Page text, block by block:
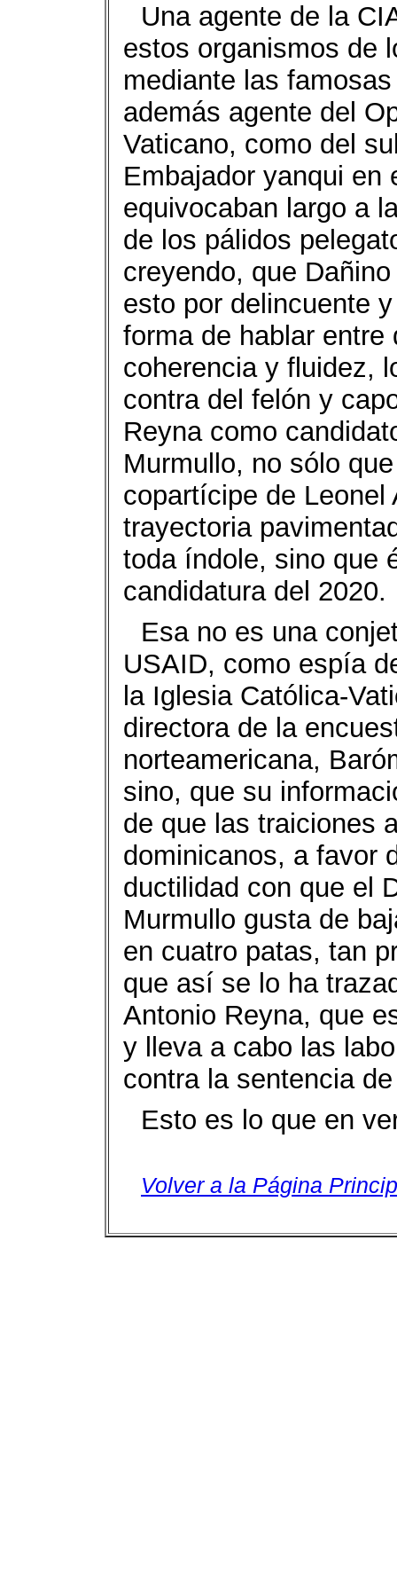
Una agente de la
estos organismos de
mediante las
además agente del
Vaticano, como del
Embajador yanqui en
equivocaban largo a
de los pálidos
creyendo, que
esto por delincuente
forma de hablar
coherencia y fluidez,
contra del felón y
Reyna como
Murmullo, no sólo
copartícipe de Leonel
trayectoria
toda índole, sino que
candidatura del 2020.
Esa no es una
USAID, como espía
la Iglesia Católica-
directora de la
norteamericana,
sino, que su
de que las traiciones
dominicanos, a favor
ductilidad con que el
Murmullo gusta de
en cuatro patas, tan
que así se lo ha
Antonio Reyna, que
y lleva a cabo las
contra la sentencia
Esto es lo que en
Volver a la Página